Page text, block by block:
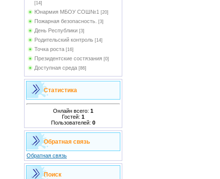
[14]
Юнармия МБОУ СОШ№1 [20]
Пожарная безопасность. [3]
День Республики [3]
Родительский контроль [14]
Точка роста [16]
Президентские состязания [0]
Доступная среда [86]
Статистика
Онлайн всего: 1
Гостей: 1
Пользователей: 0
Обратная связь
Обратная связь
Поиск